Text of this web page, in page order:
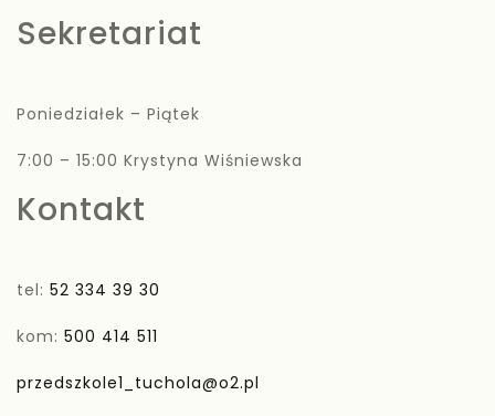
Sekretariat
Poniedziałek – Piątek
7:00 – 15:00 Krystyna Wiśniewska
Kontakt
tel: 52 334 39 30
kom: 500 414 511
przedszkole1_tuchola@o2.pl